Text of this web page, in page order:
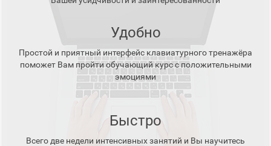
Удобно
Простой и приятный интерфейс клавиатурного тренажёра
поможет Вам пройти обучающий курс с положительными
эмоциями
Быстро
Всего две недели интенсивных занятий и Вы научитесь